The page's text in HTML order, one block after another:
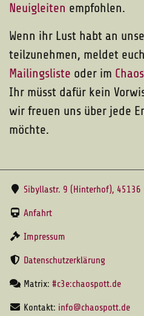
Neuigleiten empfohlen.
Wenn ihr Lust habt an
teilzunehmen, meldet
Mailingsliste oder im
Ihr müsst dafür kein
wir freuen uns über jede
möchte.
Sibyllastr. 9 (Hinterhof), 45136
Anfahrt
Impressum
Datenschutzerklärung
Matrix: #c3e:chaospott.de
Kontakt: info@chaospott.de